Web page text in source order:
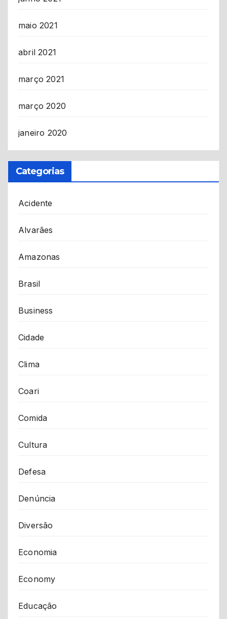
maio 2021
abril 2021
março 2021
março 2020
janeiro 2020
Categorias
Acidente
Alvarães
Amazonas
Brasil
Business
Cidade
Clima
Coari
Comida
Cultura
Defesa
Denúncia
Diversão
Economia
Economy
Educação